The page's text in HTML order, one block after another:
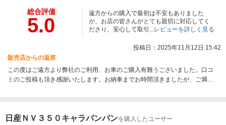
総合評価
5.0
遠方からの購入で最初は不安もありました
が、お店の皆さんがとても親切に対応してく
ださり、安心して取引...レビューを詳しく見る
投稿日：2025年11月12日 15:42
販売店からの返答
この度はご遠方より弊社のご利用、お車のご購入有難うございました。口コ
ミのご投稿も頂き感謝いたします。お納車までお時間頂きましたが、ご満足
お言葉も感謝申し上げます。ご遠方にはなりますが、また機会がございまし
いました。
日産ＮＶ３５０キャラバンバンを購入したユーザー